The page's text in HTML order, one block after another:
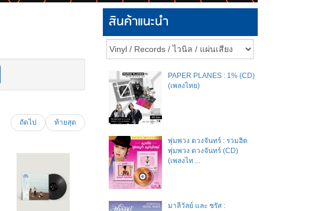
ถัดไป ท้ายสุด
สินค้าแนะนำ
PAPER PLANES : 1% (CD)
(เพลงไทย)
พุ่มพวง ดวงจันทร์ : รวมฮิต
พุ่มพวง ดวงจันทร์ (CD)
(เพลงไท ...
มาลีวัลย์​ และ​ ชรัส​ :